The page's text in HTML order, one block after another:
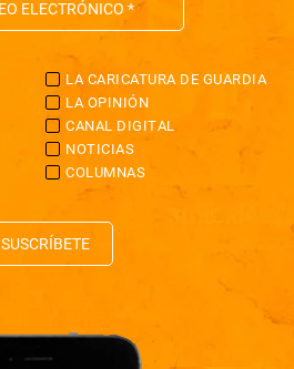
LA CARICATURA DE GUARDIA
LA OPINIÓN
CANAL DIGITAL
NOTICIAS
COLUMNAS
SUSCRÍBETE